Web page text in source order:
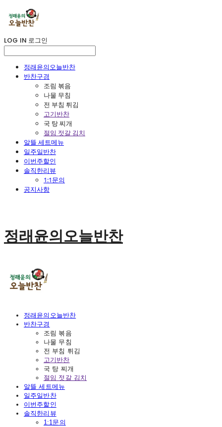
LOG IN 로그인
정래윤의오늘반찬
반찬구경
조림 볶음
나물 무침
전 부침 튀김
고기반찬
국 탕 찌개
절임 젓갈 김치
알뜰 세트메뉴
일주일반찬
이번주할인
솔직한리뷰
1:1문의
공지사항
정래윤의오늘반찬
정래윤의오늘반찬
반찬구경
조림 볶음
나물 무침
전 부침 튀김
고기반찬
국 탕 찌개
절임 젓갈 김치
알뜰 세트메뉴
일주일반찬
이번주할인
솔직한리뷰
1:1문의